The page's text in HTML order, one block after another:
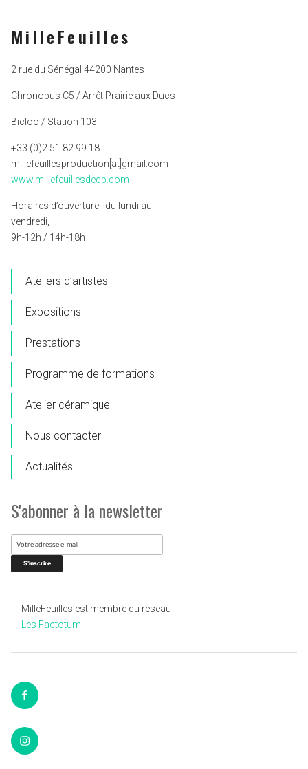
MilleFeuilles
2 rue du Sénégal 44200 Nantes
Chronobus C5 / Arrêt Prairie aux Ducs
Bicloo / Station 103
+33 (0)2 51 82 99 18
millefeuillesproduction[at]gmail.com
www.millefeuillesdecp.com
Horaires d’ouverture : du lundi au
vendredi,
9h-12h / 14h-18h
Ateliers d’artistes
Expositions
Prestations
Programme de formations
Atelier céramique
Nous contacter
Actualités
S'abonner à la newsletter
MilleFeuilles est membre du réseau
Les Factotum
Facebook
Instagram